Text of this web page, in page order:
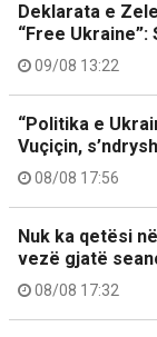
Deklarata e
“Free
09/08 13:22
“Politika e
Vuçiçin,
08/08 17:56
Nuk ka qetësi
vezë gjatë
08/08 17:32